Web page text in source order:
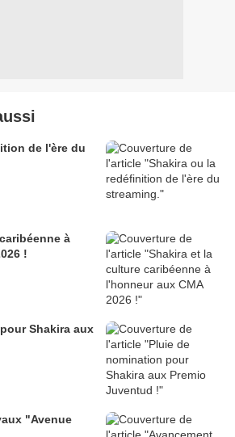
de l'ère du
à
!
Shakira aux
"Avenue